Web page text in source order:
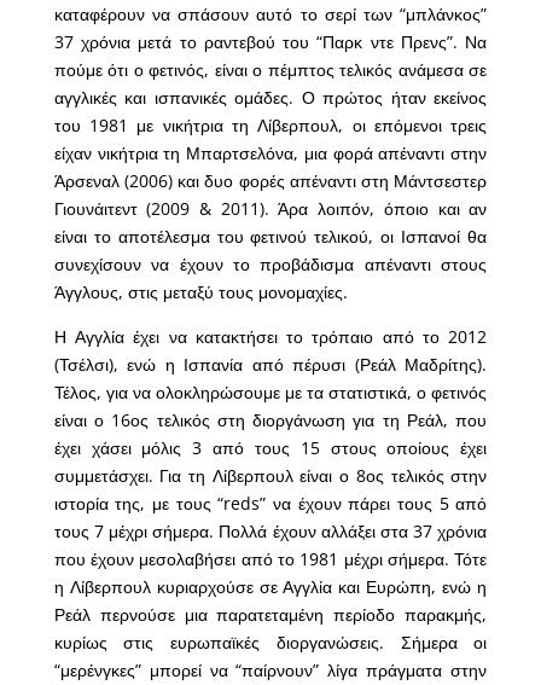
καταφέρουν να σπάσουν αυτό το σερί των “μπλάνκος”
37 χρόνια μετά το ραντεβού του “Παρκ ντε Πρενς”. Να
πούμε ότι ο φετινός, είναι ο πέμπτος τελικός ανάμεσα σε
αγγλικές και ισπανικές ομάδες. Ο πρώτος ήταν εκείνος
του 1981 με νικήτρια τη Λίβερπουλ, οι επόμενοι τρεις
είχαν νικήτρια τη Μπαρτσελόνα, μια φορά απέναντι στην
Άρσεναλ (2006) και δυο φορές απέναντι στη Μάντσεστερ
Γιουνάιτεντ (2009 & 2011). Άρα λοιπόν, όποιο και αν
είναι το αποτέλεσμα του φετινού τελικού, οι Ισπανοί θα
συνεχίσουν να έχουν το προβάδισμα απέναντι στους
Άγγλους, στις μεταξύ τους μονομαχίες.
Η Αγγλία έχει να κατακτήσει το τρόπαιο από το 2012
(Τσέλσι), ενώ η Ισπανία από πέρυσι (Ρεάλ Μαδρίτης).
Τέλος, για να ολοκληρώσουμε με τα στατιστικά, ο φετινός
είναι ο 16ος τελικός στη διοργάνωση για τη Ρεάλ, που
έχει χάσει μόλις 3 από τους 15 στους οποίους έχει
συμμετάσχει. Για τη Λίβερπουλ είναι ο 8ος τελικός στην
ιστορία της, με τους “reds” να έχουν πάρει τους 5 από
τους 7 μέχρι σήμερα. Πολλά έχουν αλλάξει στα 37 χρόνια
που έχουν μεσολαβήσει από το 1981 μέχρι σήμερα. Τότε
η Λίβερπουλ κυριαρχούσε σε Αγγλία και Ευρώπη, ενώ η
Ρεάλ περνούσε μια παρατεταμένη περίοδο παρακμής,
κυρίως στις ευρωπαϊκές διοργανώσεις. Σήμερα οι
“μερένγκες” μπορεί να “παίρνουν” λίγα πράγματα στην